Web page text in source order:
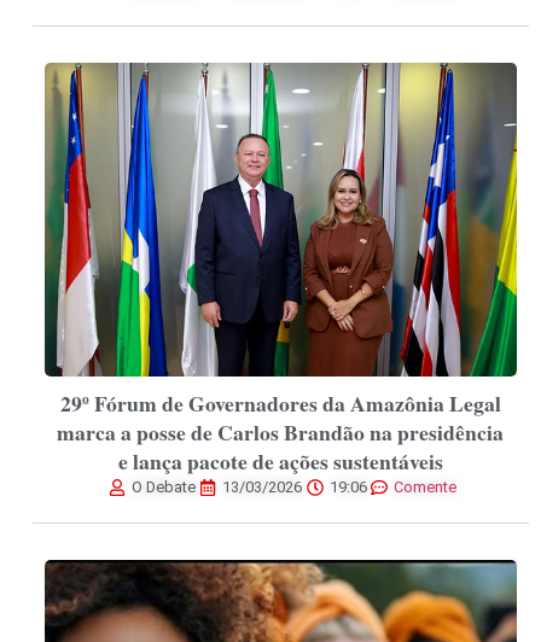
29º Fórum de Governadores da Amazônia Legal
marca a posse de Carlos Brandão na presidência
e lança pacote de ações sustentáveis
O Debate 13/03/2026 19:06 Comente